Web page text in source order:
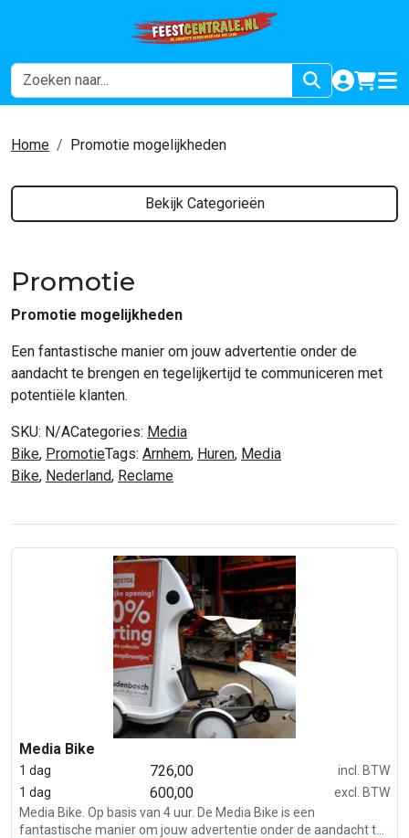
naar
Home Promotie mogelijkheden
Bekijk Categorieën
Promotie
Promotie mogelijkheden
Een fantastische manier om jouw advertentie onder de
aandacht te brengen en tegelijkertijd te communiceren met
potentiële klanten.
SKU: N/ACategories: Media
Bike, PromotieTags: Arnhem, Huren, Media
Bike, Nederland, Reclame
Media Bike
1 dag 726,00
incl. BTW
1 dag
600,00
excl. BTW
Media Bike. Op basis van 4 uur. De Media Bike is een
fantastische manier om jouw advertentie onder de aandacht te